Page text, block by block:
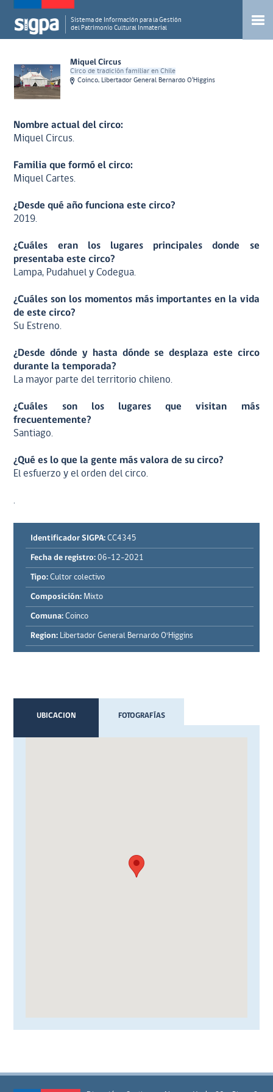
Sistema de Información para la Gestión
del Patrimonio Cultural Inmaterial
Miquel Circus
Circo de tradición familiar en Chile
Coinco, Libertador General Bernardo O'Higgins
Nombre actual del circo:
Miquel Circus.
Familia que formó el circo:
Miquel Cartes.
¿Desde qué año funciona este circo?
2019.
¿Cuáles eran los lugares principales donde se
presentaba este circo?
Lampa, Pudahuel y Codegua.
¿Cuáles son los momentos más importantes en la vida
de este circo?
Su Estreno.
¿Desde dónde y hasta dónde se desplaza este circo
durante la temporada?
La mayor parte del territorio chileno.
¿Cuáles son los lugares que visitan más
frecuentemente?
Santiago.
¿Qué es lo que la gente más valora de su circo?
El esfuerzo y el orden del circo.
.
Identificador SIGPA: CC4345
Fecha de registro: 06-12-2021
Tipo: Cultor colectivo
Composición: Mixto
Comuna: Coinco
Region: Libertador General Bernardo O'Higgins
UBICACION FOTOGRAFÍAS